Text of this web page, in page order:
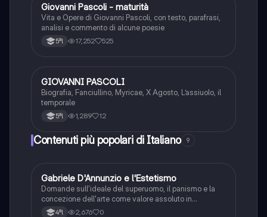
Italiano
Giovanni Pascoli - maturità
Vita e Opere di Giovanni Pascoli, con testo, parafrasi,
analisi e commento di alcune poesie
5ªl 17,252 525
Italiano
GIOVANNI PASCOLI
Biografia, Fanciullino, Myricae, X Agosto, L’assiuolo, il
temporale
5ªl 1,289 12
Contenuti più popolari di Italiano 9
GItaliano
Gabriele D'Annunzio e l'Estetismo
Domande sull'ideale del superuomo, il panismo e la
concezione dell'arte come valore assoluto in
D'Annunzio.
4ªl 2,676 0